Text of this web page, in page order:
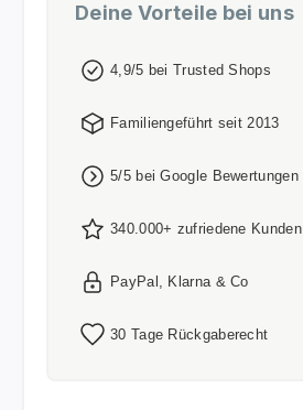
Deine Vorteile bei uns
4,9/5 bei Trusted Shops
Familiengeführt seit 2013
5/5 bei Google Bewertungen
340.000+ zufriedene Kunden
PayPal, Klarna & Co
30 Tage Rückgaberecht